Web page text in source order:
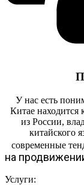
У нас есть
Китае находится
из России,
китайского
современные
на
Услуги: